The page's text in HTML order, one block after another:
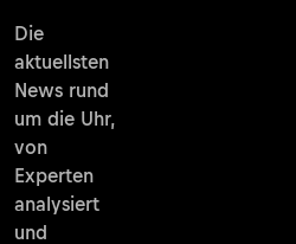
Die
aktuellsten
News rund
um die Uhr,
von
Experten
analysiert
und